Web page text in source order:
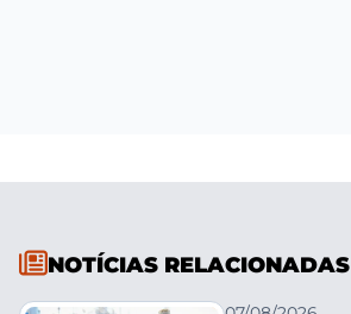
NOTÍCIAS RELACIONADAS